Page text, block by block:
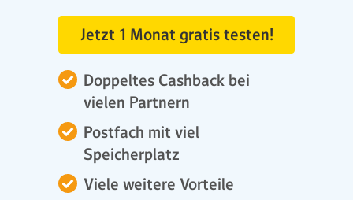
Doppeltes Cashback bei
vielen Partnern
Postfach mit viel
Speicherplatz
Viele weitere Vorteile
Jetzt 1 Monat gratis testen!